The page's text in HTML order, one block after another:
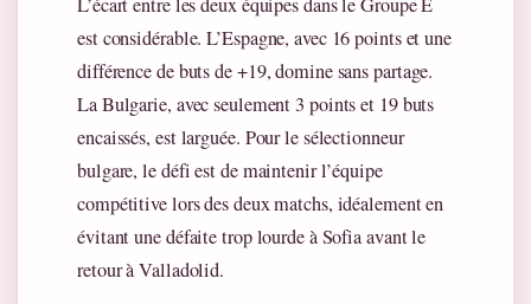
est considérable. L’Espagne, avec 16 points et une
différence de buts de +19, domine sans partage.
La Bulgarie, avec seulement 3 points et 19 buts
encaissés, est larguée. Pour le sélectionneur
bulgare, le défi est de maintenir l’équipe
compétitive lors des deux matchs, idéalement en
évitant une défaite trop lourde à Sofia avant le
retour à Valladolid.